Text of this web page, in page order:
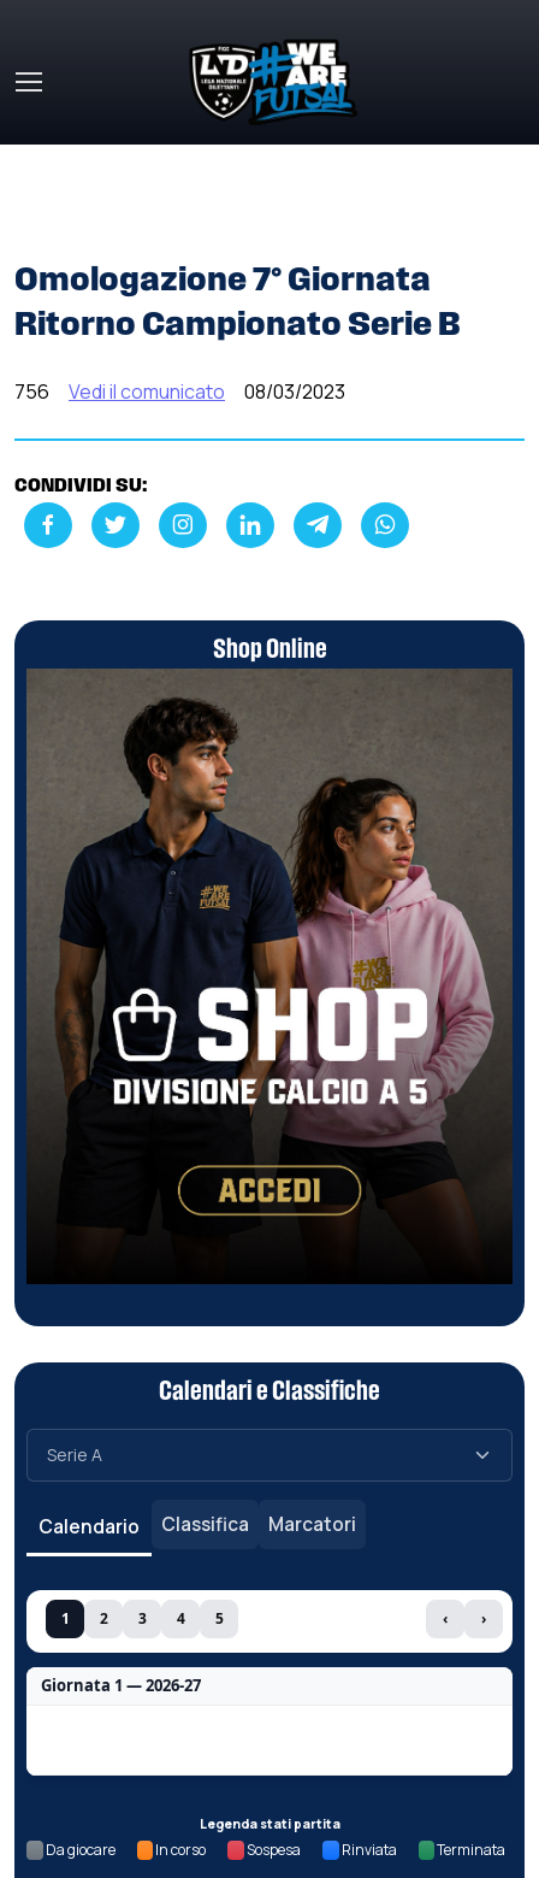
Omologazione 7° Giornata
Ritorno Campionato Serie B
756 Vedi il comunicato 08/03/2023
CONDIVIDI SU:
Shop Online
Calendari e Classifiche
Calendario Classifica Marcatori
1 2 3 4 5 ‹ ›
Giornata 1 — 2026-27
Legenda stati partita
Da giocare In corso Sospesa Rinviata Terminata